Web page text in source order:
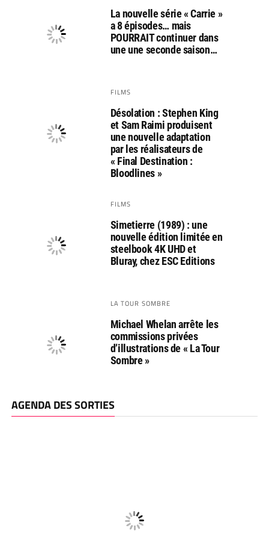
La nouvelle série « Carrie »
a 8 épisodes… mais
POURRAIT continuer dans
une une seconde saison…
FILMS
Désolation : Stephen King
et Sam Raimi produisent
une nouvelle adaptation
par les réalisateurs de
« Final Destination :
Bloodlines »
FILMS
Simetierre (1989) : une
nouvelle édition limitée en
steelbook 4K UHD et
Bluray, chez ESC Editions
LA TOUR SOMBRE
Michael Whelan arrête les
commissions privées
d’illustrations de « La Tour
Sombre »
AGENDA DES SORTIES